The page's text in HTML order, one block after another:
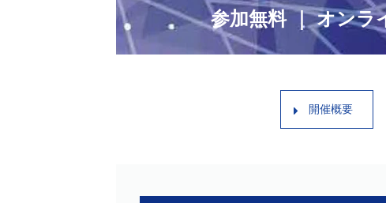
参加無料 ｜ オンラ
開催概要